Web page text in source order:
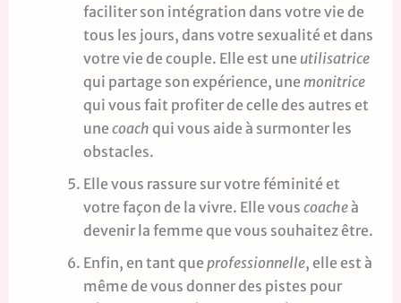
faciliter son intégration dans votre vie de
tous les jours, dans votre sexualité et dans
votre vie de couple. Elle est une utilisatrice
qui partage son expérience, une monitrice
qui vous fait profiter de celle des autres et
une coach qui vous aide à surmonter les
obstacles.
Elle vous rassure sur votre féminité et
votre façon de la vivre. Elle vous coacheà
devenir la femme que vous souhaitez être.
Enfin, en tant que professionnelle, elle est à
même de vous donner des pistes pour